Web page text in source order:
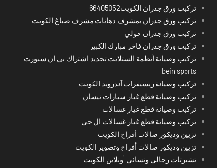
تركيب ورق جدران الكويت66405052
تركيب ورق جدران بمشرف دهانات مشرف صباغ الكويت
تركيب ورق جدران حولي
تركيب ورق جدران فاخر مبارك الكبير
تركيب وصيانة أنظمة الستلايت تجديد اشتراك بي ان سبورت
bein sports
تركيب وصيانة ريسيفرات آندرويد الكويت
تركيب وصيانة قطع غيار سيارات نيسان
تركيب وصيانة قطع غيار غسالات
تركيب وصيانة قطع غيار غسالات ال جي
تزيين وديكور صالات أفراح الكويت
تزيين وديكور صالات أفراح وتصوير الكويت
تشيرتات رجالي ونسائي أونلاين الكويت